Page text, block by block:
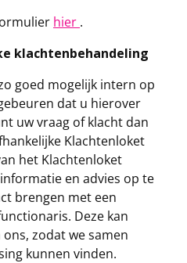
hier .
klachtenbehandeling
goed mogelijk intern op
dat u hierover
uw vraag of klacht dan
Klachtenloket
het Klachtenloket
en advies op te
brengen met een
Deze kan
zodat we samen
kunnen vinden.